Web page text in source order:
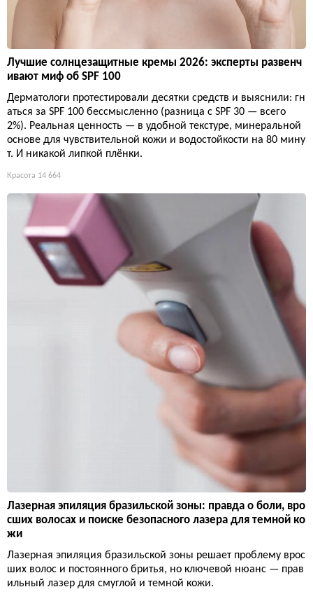
Лучшие солнцезащитные кремы 2026: эксперты развенч
ивают миф об SPF 100
Дерматологи протестировали десятки средств и выяснили: гн
аться за SPF 100 бессмысленно (разница с SPF 30 — всего
2%). Реальная ценность — в удобной текстуре, минеральной
основе для чувствительной кожи и водостойкости на 80 мину
т. И никакой липкой плёнки.
Красота 14 664
Лазерная эпиляция бразильской зоны: правда о боли, вро
сших волосах и поиске безопасного лазера для темной ко
жи
Лазерная эпиляция бразильской зоны решает проблему врос
ших волос и постоянного бритья, но ключевой нюанс — прав
ильный лазер для смуглой и темной кожи.